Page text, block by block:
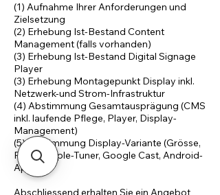
(1) Aufnahme Ihrer Anforderungen und
Zielsetzung
(2) Erhebung Ist-Bestand Content
Management (falls vorhanden)
(3) Erhebung Ist-Bestand Digital Signage
Player
(3) Erhebung Montagepunkt Display inkl.
Netzwerk-und Strom-Infrastruktur
(4) Abstimmung Gesamtausprägung (CMS
inkl. laufende Pflege, Player, Display-
Management)
(5) Abstimmung Display-Variante (Grösse,
Player, Triple-Tuner, Google Cast, Android-
Apps ..)
Abschliessend erhalten Sie ein Angebot